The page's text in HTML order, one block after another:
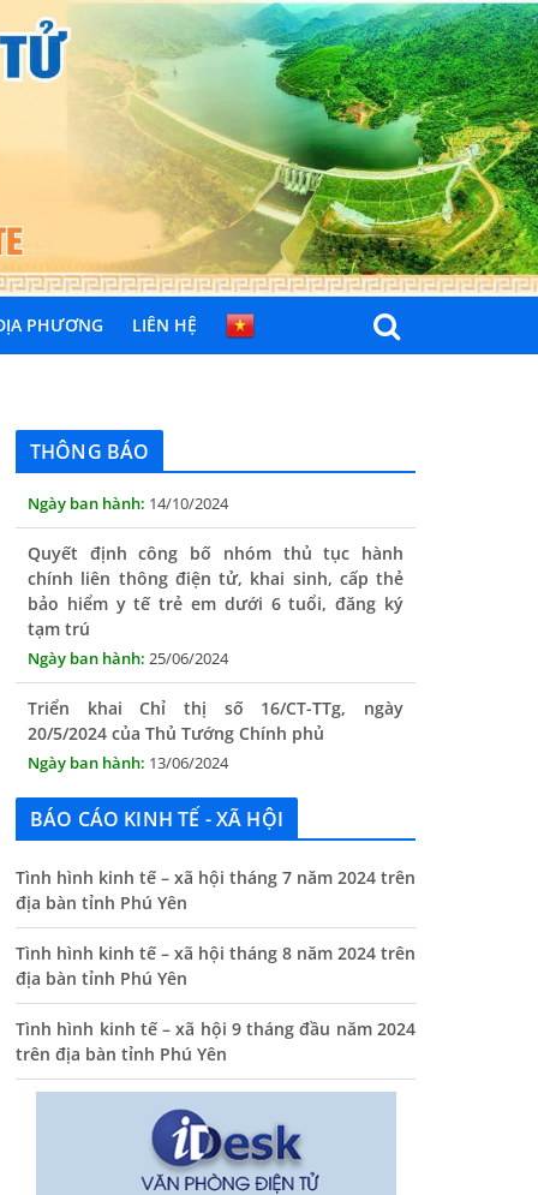
PHƯƠNG LIÊN HỆ
THÔNG BÁO
Quyết định công bố nhóm thủ tục hành
chính liên thông điện tử, khai sinh, cấp thẻ
bảo hiểm y tế trẻ em dưới 6 tuổi, đăng ký
tạm trú
25/06/2024
Triển khai Chỉ thị số 16/CT-TTg, ngày
20/5/2024 của Thủ Tướng Chính phủ
13/06/2024
Tăng cường lãnh đạo, chỉ đạo nâng cao cải
cách hành chính
13/06/2024
Thông báo lịch tiếp công dân định kỳ của Chủ
tịch UBND xã tháng 11/2025
01/11/2025
THÔNG BÁO Niêm yết danh mục dịch vụ công
trực tuyến toàn trình trên Hệ thống thông
tin giải quyết thủ tục hành chính tỉnh Phú
Yên
14/10/2024
Quyết định công bố nhóm thủ tục hành
chính liên thông điện tử, khai sinh, cấp thẻ
bảo hiểm y tế trẻ em dưới 6 tuổi, đăng ký
BÁO CÁO KINH TẾ - XÃ HỘI
Tình hình kinh tế – xã hội tháng 7 năm 2024 trên
địa bàn tỉnh Phú Yên
Tình hình kinh tế – xã hội tháng 8 năm 2024 trên
địa bàn tỉnh Phú Yên
Tình hình kinh tế – xã hội 9 tháng đầu năm 2024
trên địa bàn tỉnh Phú Yên